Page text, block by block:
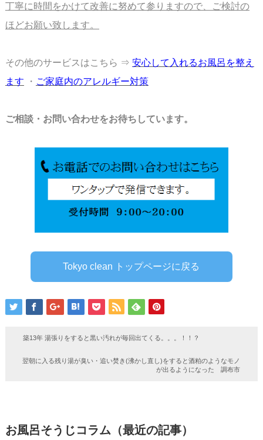
丁寧に時間をかけて改善に努めて参りますので、ご検討の
ほどお願い致します。
その他のサービスはこちら ⇒ 安心して入れるお風呂を整え
ます ・ ご家庭内のアレルギー対策
ご相談・お問い合わせをお待ちしています。
Tokyo clean トップページに戻る
築13年 湯張りをすると黒い汚れが毎回出てくる。。。！！？
翌朝に入る残り湯が臭い・追い焚き(沸かし直し)をすると酒粕のようなモノ
が出るようになった 調布市
お風呂そうじコラム（最近の記事）